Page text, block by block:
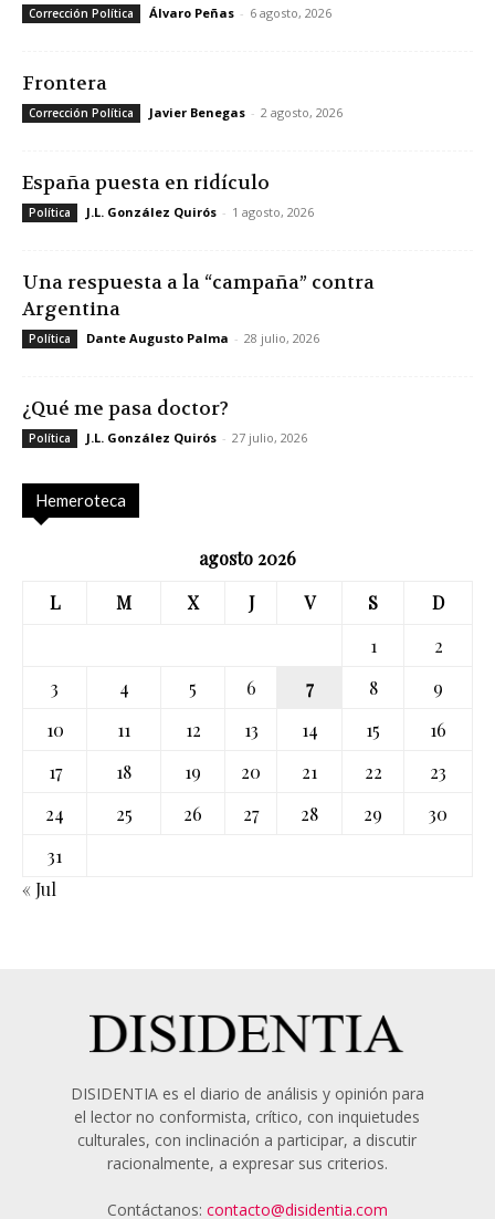
Corrección Política Álvaro Peñas - 6 agosto, 2026
Frontera
Corrección Política Javier Benegas - 2 agosto, 2026
España puesta en ridículo
Política J.L. González Quirós - 1 agosto, 2026
Una respuesta a la “campaña” contra
Argentina
Política Dante Augusto Palma - 28 julio, 2026
¿Qué me pasa doctor?
Política J.L. González Quirós - 27 julio, 2026
Hemeroteca
agosto 2026
L
M X J V S
D
1
2
3
4 5 6 7 8
9
10
11 12 13 14 15
16
17
18 19 20 21 22
23
24
25 26 27 28 29
30
31
« Jul
DISIDENTIA es el diario de análisis y opinión para
el lector no conformista, crítico, con inquietudes
culturales, con inclinación a participar, a discutir
racionalmente, a expresar sus criterios.
Contáctanos: contacto@disidentia.com